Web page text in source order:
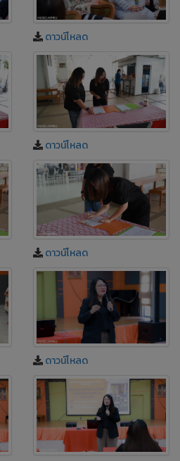
ดาวน์โหลด
ดาวน์โหลด
ดาวน์โหลด
ดาวน์โหลด